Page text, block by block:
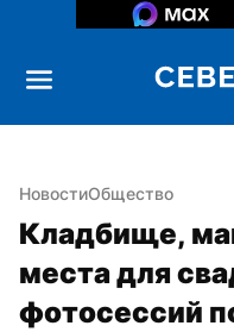
НовостиОбщество
Кладбище,
места для
фотосессий